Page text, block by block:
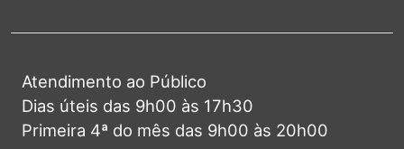
Atendimento ao Público
Dias úteis das 9h00 às 17h30
Primeira 4ª do mês das 9h00 às 20h00